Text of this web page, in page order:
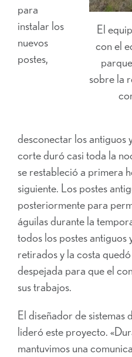
El
con el
sobre la
para
instalar los
nuevos
postes,
desconectar los antiguos
corte duró casi toda la
se restableció a primera
siguiente. Los postes
posteriormente para
águilas durante la
todos los postes antiguos
retirados y la costa
despejada para que el
sus trabajos.
El diseñador de sistemas
lideró este proyecto.
mantuvimos una